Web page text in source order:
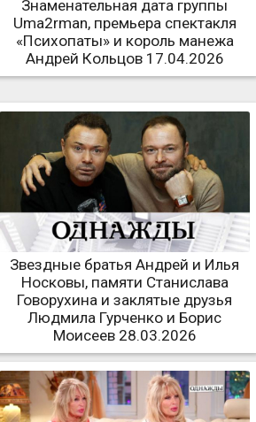
Знаменательная дата группы
Uma2rman, премьера спектакля
«Психопаты» и король манежа
Андрей Кольцов 17.04.2026
Звездные братья Андрей и Илья
Носковы, памяти Станислава
Говорухина и заклятые друзья
Людмила Гурченко и Борис
Моисеев 28.03.2026